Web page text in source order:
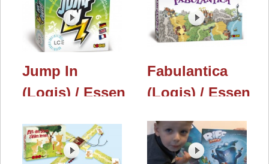
Jump In
(Logis) / Essen
Fabulantica
(Logis) / Essen